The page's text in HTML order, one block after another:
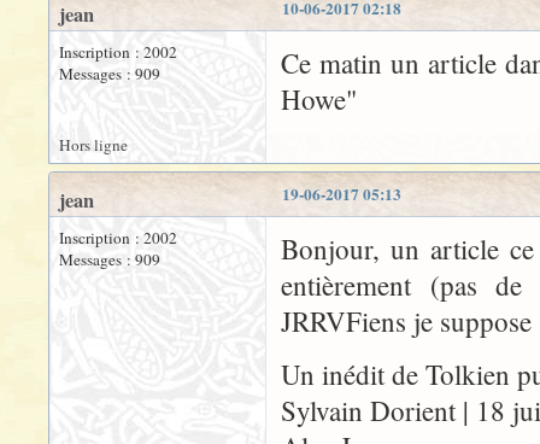
10-06-2017 02:18
jean
Inscription : 2002
Messages : 909
Ce matin un article
Howe"
Hors ligne
19-06-2017 05:13
jean
Inscription : 2002
Messages : 909
Bonjour, un article
entièrement (pas
JRRVFiens je suppose
Un inédit de Tolkien
Sylvain Dorient | 18